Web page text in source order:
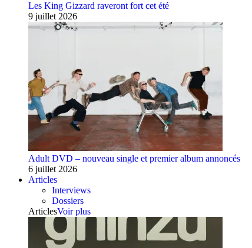
Les King Gizzard raveront fort cet été
9 juillet 2026
Adult DVD – nouveau single et premier album annoncés
6 juillet 2026
Articles
Interviews
Dossiers
ArticlesVoir plus